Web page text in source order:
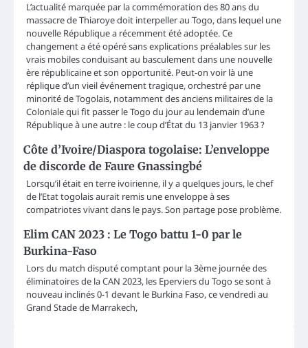
L’actualité marquée par la commémoration des 80 ans du
massacre de Thiaroye doit interpeller au Togo, dans lequel une
nouvelle République a récemment été adoptée. Ce
changement a été opéré sans explications préalables sur les
vrais mobiles conduisant au basculement dans une nouvelle
ère républicaine et son opportunité. Peut-on voir là une
réplique d’un vieil événement tragique, orchestré par une
minorité de Togolais, notamment des anciens militaires de la
Coloniale qui fit passer le Togo du jour au lendemain d’une
République à une autre : le coup d’État du 13 janvier 1963 ?
Côte d’Ivoire/Diaspora togolaise: L’enveloppe
de discorde de Faure Gnassingbé
Lorsqu’il était en terre ivoirienne, il y a quelques jours, le chef
de l’Etat togolais aurait remis une enveloppe à ses
compatriotes vivant dans le pays. Son partage pose problème.
Elim CAN 2023 : Le Togo battu 1-0 par le
Burkina-Faso
Lors du match disputé comptant pour la 3ème journée des
éliminatoires de la CAN 2023, les Eperviers du Togo se sont à
nouveau inclinés 0-1 devant le Burkina Faso, ce vendredi au
Grand Stade de Marrakech,